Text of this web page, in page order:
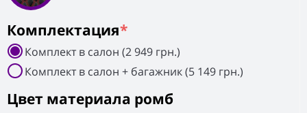
Цвет материала ромб
Комплектация*
Комплект в салон (2 949 грн.)
Комплект в салон + багажник (5 149 грн.)